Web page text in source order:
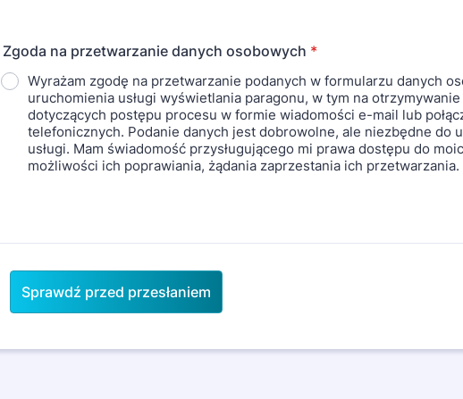
Zgoda na przetwarzanie danych osobowych *
Wyrażam zgodę na przetwarzanie podanych w formularzu danych
uruchomienia usługi wyświetlania paragonu, w tym na
dotyczących postępu procesu w formie wiadomości e-mail lub
telefonicznych. Podanie danych jest dobrowolne, ale niezbędne do
usługi. Mam świadomość przysługującego mi prawa dostępu do
możliwości ich poprawiania, żądania zaprzestania ich przetwarzania.
Sprawdź przed przesłaniem